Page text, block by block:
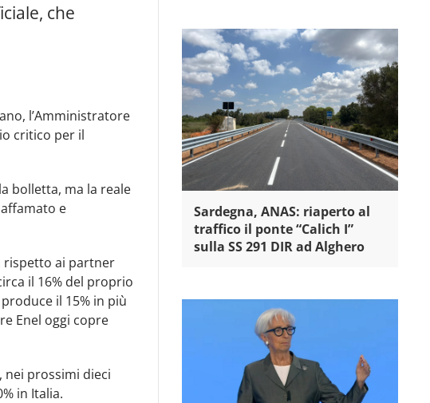
che
l’Amministratore
critico per il
bolletta, ma la reale
e
rispetto ai partner
il 16% del proprio
il 15% in più
Enel oggi copre
nei prossimi dieci
in Italia.
Sardegna, ANAS: riaperto al
traffico il ponte “Calich I”
sulla SS 291 DIR ad Alghero